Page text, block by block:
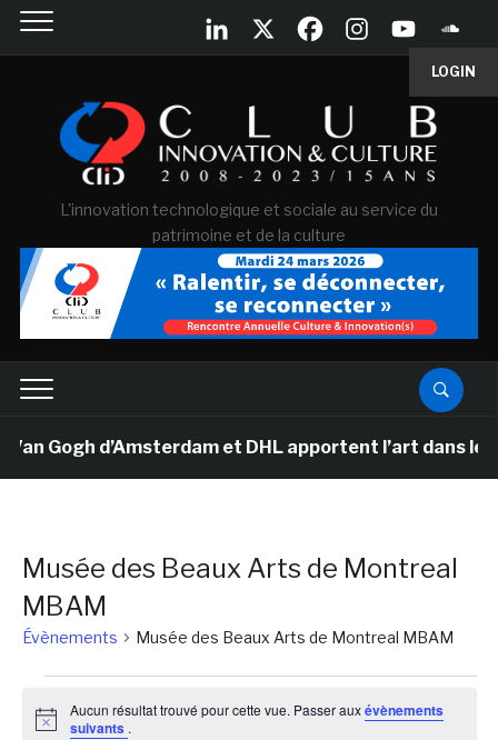
LOGIN
L'innovation technologique et sociale au service du
patrimoine et de la culture
Gogh d’Amsterdam et DHL apportent l’art dans
Musée des Beaux Arts de Montreal
MBAM
Évènements Musée des Beaux Arts de Montreal MBAM
Notice
Aucun résultat trouvé pour cette vue. Passer auxévènements
suivants .